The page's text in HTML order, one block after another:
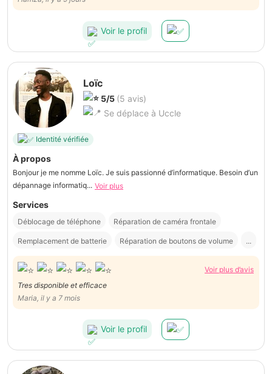
Voir le profil
Loïc
5/5 (5 avis)
Se déplace à Uccle
Identité vérifiée
À propos
Bonjour je me nomme Loïc. Je suis passionné d’informatique. Besoin d’un
dépannage informatiq... Voir plus
Services
Déblocage de téléphone Réparation de caméra frontale
Remplacement de batterie Réparation de boutons de volume ...
Voir plus d’avis
Tres disponible et efficace
Maria, il y a 7 mois
Voir le profil